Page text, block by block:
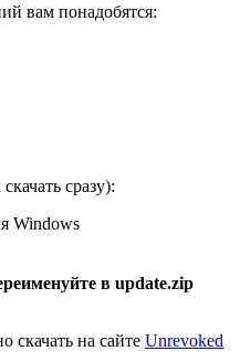
вам понадобятся:
сразу):
Windows
в update.zip
скачать на сайте Unrevoked